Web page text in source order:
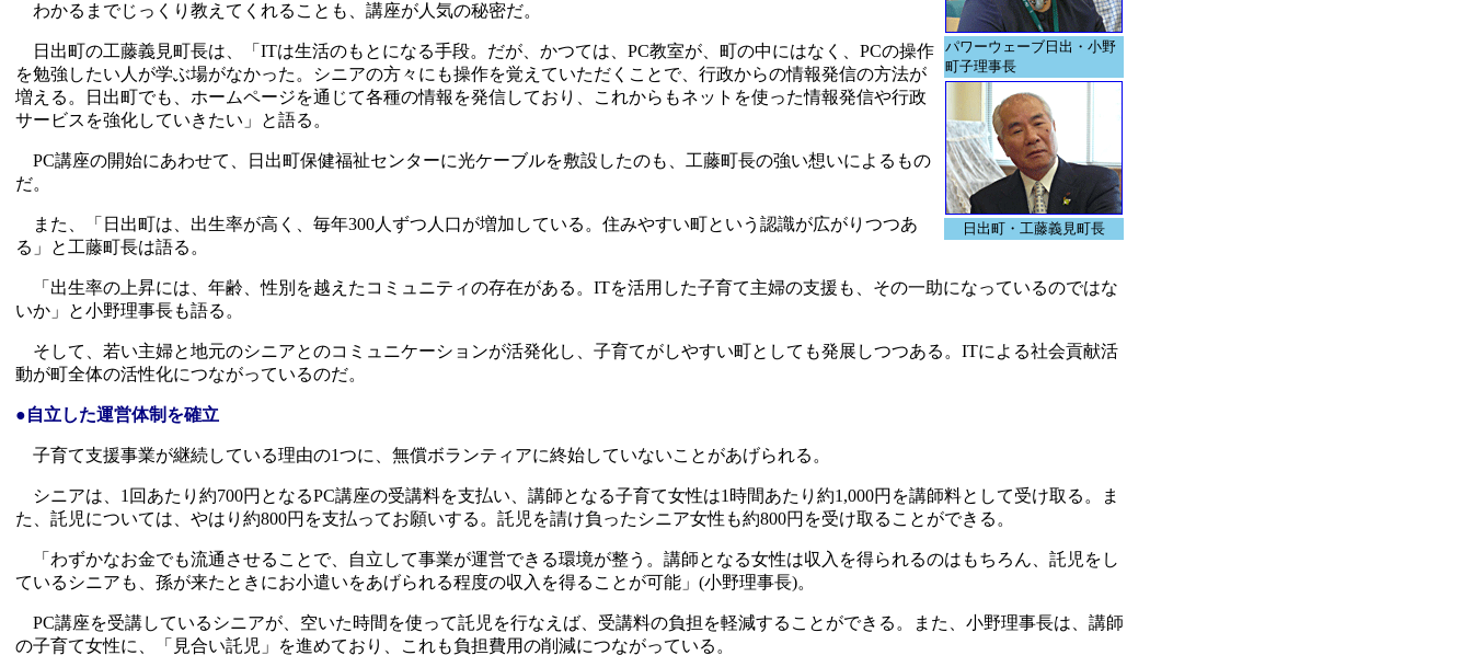
パワーウェーブ日出・小野
町子理事長
日出町・工藤義見町長
わかるまでじっくり教えてくれることも、講座が人気の秘密だ。
日出町の工藤義見町長は、「ITは生活のもとになる手段。だが、かつては、PC教室が、町の中にはなく、PCの操作
を勉強したい人が学ぶ場がなかった。シニアの方々にも操作を覚えていただくことで、行政からの情報発信の方法が
増える。日出町でも、ホームページを通じて各種の情報を発信しており、これからもネットを使った情報発信や行政
サービスを強化していきたい」と語る。
PC講座の開始にあわせて、日出町保健福祉センターに光ケーブルを敷設したのも、工藤町長の強い想いによるもの
だ。
また、「日出町は、出生率が高く、毎年300人ずつ人口が増加している。住みやすい町という認識が広がりつつあ
る」と工藤町長は語る。
「出生率の上昇には、年齢、性別を越えたコミュニティの存在がある。ITを活用した子育て主婦の支援も、その一助になっているのではな
いか」と小野理事長も語る。
そして、若い主婦と地元のシニアとのコミュニケーションが活発化し、子育てがしやすい町としても発展しつつある。ITによる社会貢献活
動が町全体の活性化につながっているのだ。
●自立した運営体制を確立
子育て支援事業が継続している理由の1つに、無償ボランティアに終始していないことがあげられる。
シニアは、1回あたり約700円となるPC講座の受講料を支払い、講師となる子育て女性は1時間あたり約1,000円を講師料として受け取る。ま
た、託児については、やはり約800円を支払ってお願いする。託児を請け負ったシニア女性も約800円を受け取ることができる。
「わずかなお金でも流通させることで、自立して事業が運営できる環境が整う。講師となる女性は収入を得られるのはもちろん、託児をし
ているシニアも、孫が来たときにお小遣いをあげられる程度の収入を得ることが可能」(小野理事長)。
PC講座を受講しているシニアが、空いた時間を使って託児を行なえば、受講料の負担を軽減することができる。また、小野理事長は、講師
の子育て女性に、「見合い託児」を進めており、これも負担費用の削減につながっている。